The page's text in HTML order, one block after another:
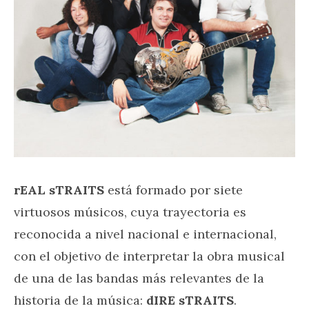
rEAL sTRAITS está formado por siete
virtuosos músicos, cuya trayectoria es
reconocida a nivel nacional e internacional,
con el objetivo de interpretar la obra musical
de una de las bandas más relevantes de la
historia de la música: dIRE sTRAITS.